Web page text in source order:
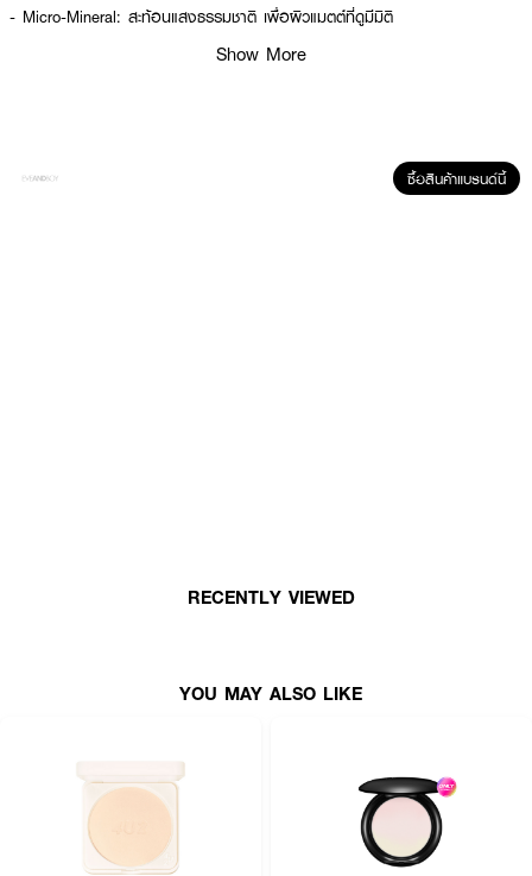
- Micro-Mineral: สะท้อนแสงธรรมชาติ เพื่อผิวแมตต์ที่ดูมีมิติ
• ควบคุมความมันและความเงาได้นานสูงสุด 12 ชั่วโมง
• ทาเบา ๆ ทั่วใบหน้าและลำคอ เพื่อเซตเมคอัพหรือเติมระหว่างวัน
Show More
ซื้อสินค้าแบรนด์นี้
RECENTLY VIEWED
YOU MAY ALSO LIKE